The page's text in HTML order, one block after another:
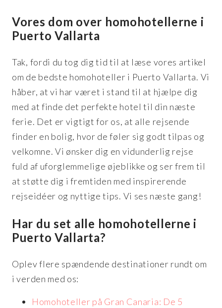
Vores dom over homohotellerne i
Puerto Vallarta
Tak, fordi du tog dig tid til at læse vores artikel
om de bedste homohoteller i Puerto Vallarta. Vi
håber, at vi har været i stand til at hjælpe dig
med at finde det perfekte hotel til din næste
ferie. Det er vigtigt for os, at alle rejsende
finder en bolig, hvor de føler sig godt tilpas og
velkomne. Vi ønsker dig en vidunderlig rejse
fuld af uforglemmelige øjeblikke og ser frem til
at støtte dig i fremtiden med inspirerende
rejseidéer og nyttige tips. Vi ses næste gang!
Har du set alle homohotellerne i
Puerto Vallarta?
Oplev flere spændende destinationer rundt om
i verden med os:
Homohoteller på Gran Canaria: De 5